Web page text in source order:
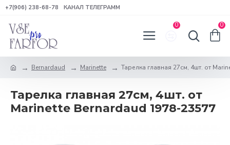
+7(906) 238-68-78 КАНАЛ ТЕЛЕГРАММ
0 0
Bernardaud Marinette Тарелка главная 27см, 4шт. от
Тарелка главная 27см, 4шт. от
Marinette Bernardaud 1978-23577